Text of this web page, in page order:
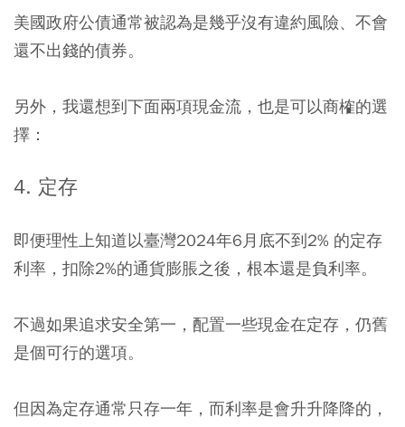
美國政府公債通常被認為是幾乎沒有違約風險、不會
還不出錢的債券。
另外，我還想到下面兩項現金流，也是可以商榷的選
擇：
4. 定存
即便理性上知道以臺灣2024年6月底不到2% 的定存
利率，扣除2%的通貨膨脹之後，根本還是負利率。
不過如果追求安全第一，配置一些現金在定存，仍舊
是個可行的選項。
但因為定存通常只存一年，而利率是會升升降降的，